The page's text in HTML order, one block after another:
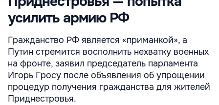
усилить армию РФ
Гражданство РФ является «приманкой», а
Путин стремится восполнить нехватку военных
на фронте, заявил председатель парламента
Игорь Гросу после объявления об упрощении
процедур получения гражданства для жителей
Приднестровья.